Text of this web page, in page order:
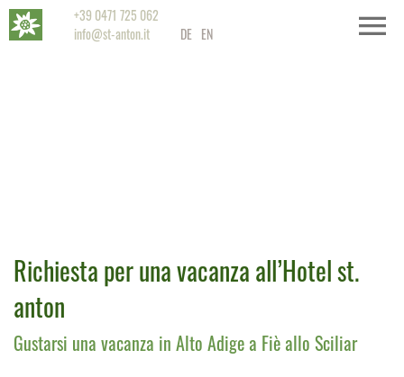
+39 0471 725 062
info@st-anton.it
DE EN
Richiesta per una vacanza all’Hotel st.
anton
Gustarsi una vacanza in Alto Adige a Fiè allo Sciliar